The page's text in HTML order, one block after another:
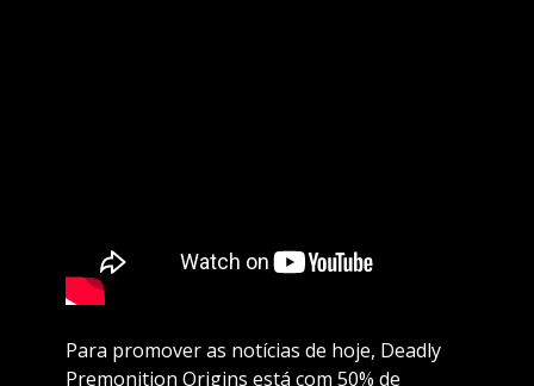
Para promover as notícias de hoje, Deadly
Premonition Origins está com 50% de